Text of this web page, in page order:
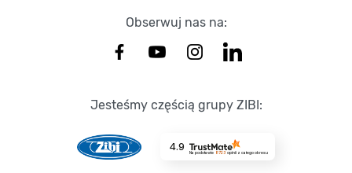
Obserwuj nas na:
Jesteśmy częścią grupy ZIBI:
4.9
Na podstawie 8723 opinii z całego okresu